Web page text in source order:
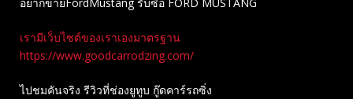
เรามีเว็บไซต์ของเราเองมาตรฐาน
https://www.goodcarrodzing.com/
ไปชมคันจริง รีวิวที่ช่องยู​ทูบ​ กู๊ดคาร์รถซิ่ง